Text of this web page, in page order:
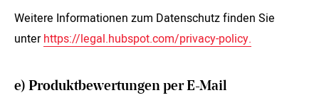
Weitere Informationen zum Datenschutz finden Sie
unterhttps://legal.hubspot.com/privacy-policy.
e) Produktbewertungen per E-Mail